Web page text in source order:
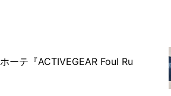
ーテ『ACTIVEGEAR Foul Ru